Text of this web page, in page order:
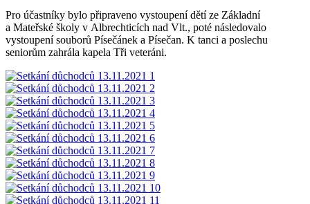
Pro účastníky bylo připraveno vystoupení dětí ze Základní
a Mateřské školy v Albrechticích nad Vlt., poté následovalo
vystoupení souborů Písečánek a Písečan. K tanci a poslechu
seniorům zahrála kapela Tři veteráni.